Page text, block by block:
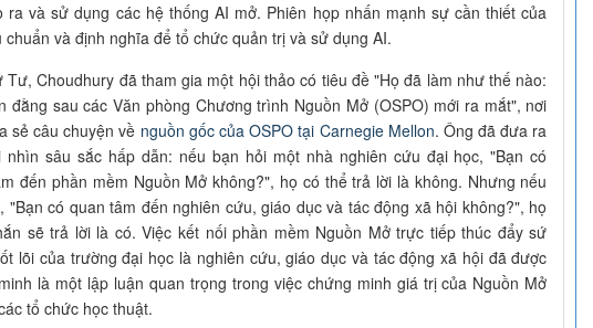
ra và sử dụng các hệ thống AI mở. Phiên họp nhấn mạnh sự cần thiết của
chuẩn và định nghĩa để tổ chức quản trị và sử dụng AI.
Tư, Choudhury đã tham gia một hội thảo có tiêu đề "Họ đã làm như thế nào:
đằng sau các Văn phòng Chương trình Nguồn Mở (OSPO) mới ra mắt", nơi
sẻ câu chuyện về nguồn gốc của OSPO tại Carnegie Mellon. Ông đã đưa ra
nhìn sâu sắc hấp dẫn: nếu bạn hỏi một nhà nghiên cứu đại học, "Bạn có
đến phần mềm Nguồn Mở không?", họ có thể trả lời là không. Nhưng nếu
"Bạn có quan tâm đến nghiên cứu, giáo dục và tác động xã hội không?", họ
sẽ trả lời là có. Việc kết nối phần mềm Nguồn Mở trực tiếp thúc đẩy sứ
lõi của trường đại học là nghiên cứu, giáo dục và tác động xã hội đã được
là một lập luận quan trọng trong việc chứng minh giá trị của Nguồn Mở
tổ chức học thuật.